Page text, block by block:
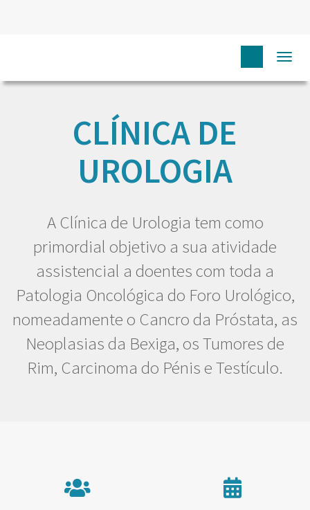
CLÍNICA DE UROLOGIA
CLÍNICA DE
UROLOGIA
A Clínica de Urologia tem como
primordial objetivo a sua atividade
assistencial a doentes com toda a
Patologia Oncológica do Foro Urológico,
nomeadamente o Cancro da Próstata, as
Neoplasias da Bexiga, os Tumores de
Rim, Carcinoma do Pénis e Testículo.